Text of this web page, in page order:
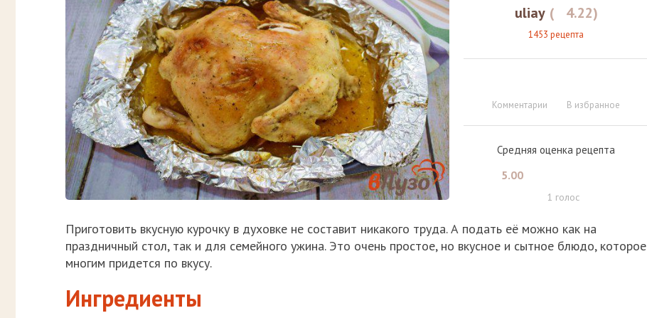
uliay ( 4.22)
1453 рецепта
Комментарии В избранное
Средняя оценка рецепта
5.00
1 голос
Приготовить вкусную курочку в духовке не составит никакого труда. А подать её можно как на
праздничный стол, так и для семейного ужина. Это очень простое, но вкусное и сытное блюдо, которое
многим придется по вкусу.
Ингредиенты